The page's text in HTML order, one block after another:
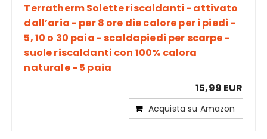
Terratherm Solette riscaldanti - attivato
dall’aria - per 8 ore die calore per i piedi -
5, 10 o 30 paia - scaldapiedi per scarpe -
suole riscaldanti con 100% calora
naturale - 5 paia
15,99 EUR
Acquista su Amazon